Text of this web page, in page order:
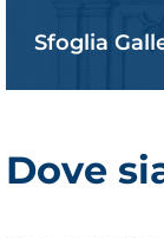
Sfoglia
Dove